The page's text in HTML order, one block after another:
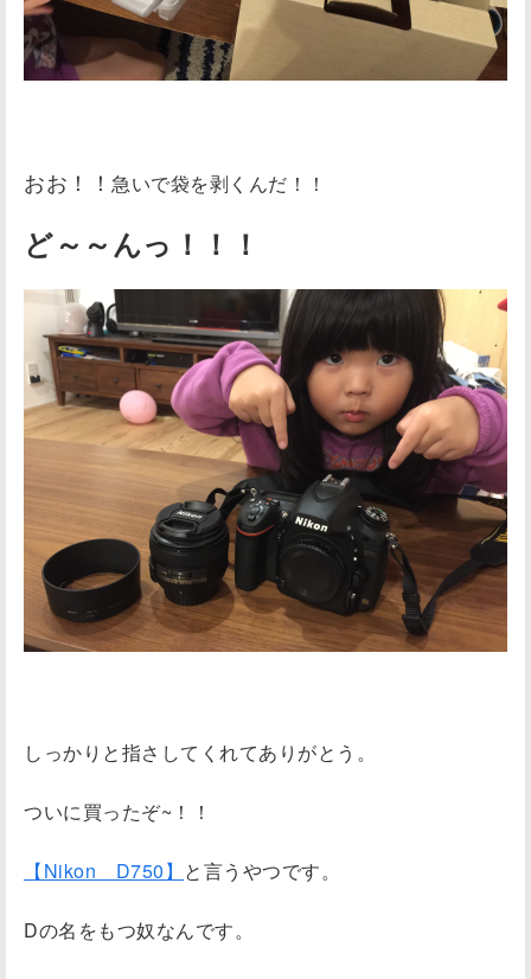
おお！！ 急いで袋を剥くんだ！！
ど～～んっ！！！
しっかりと指さしてくれてありがとう。
ついに買ったぞ~！！
【Nikon D750】 と言うやつです。
Dの名をもつ奴なんです。